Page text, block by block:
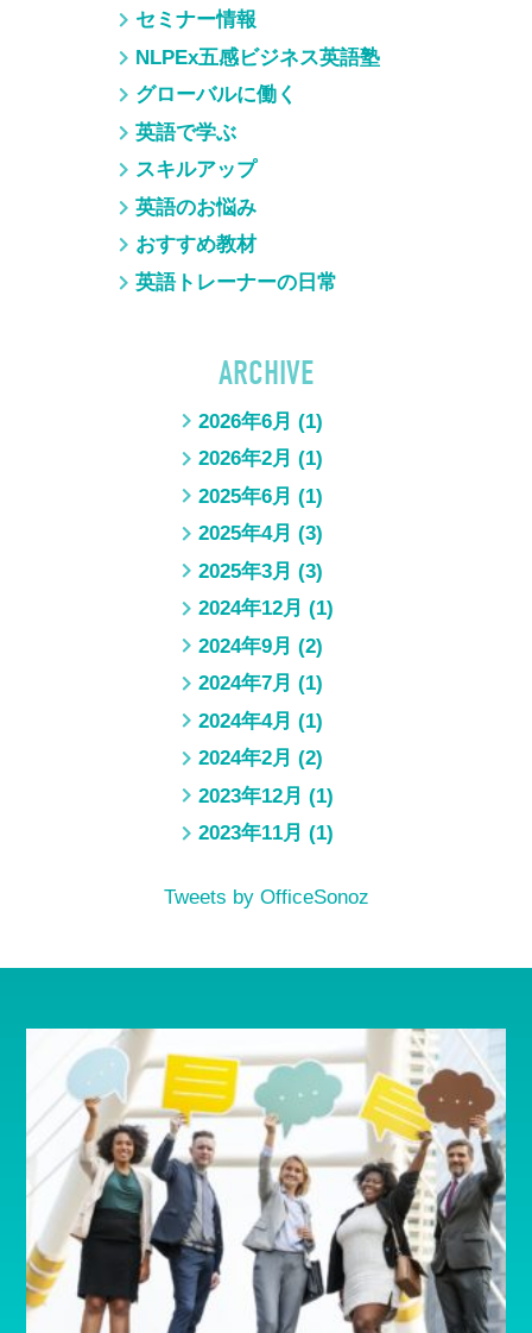
セミナー情報
NLPEx五感ビジネス英語塾
グローバルに働く
英語で学ぶ
スキルアップ
英語のお悩み
おすすめ教材
英語トレーナーの日常
ARCHIVE
2026年6月 (1)
2026年2月 (1)
2025年6月 (1)
2025年4月 (3)
2025年3月 (3)
2024年12月 (1)
2024年9月 (2)
2024年7月 (1)
2024年4月 (1)
2024年2月 (2)
2023年12月 (1)
2023年11月 (1)
Tweets by OfficeSonoz